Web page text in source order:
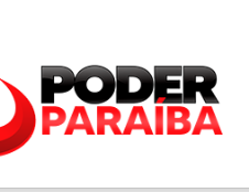
CONOSCO